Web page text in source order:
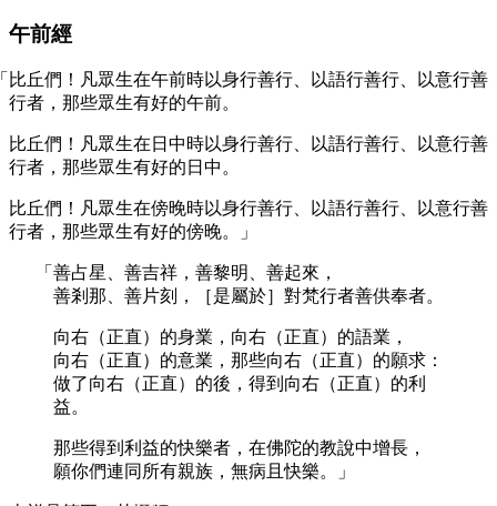
午前經
比丘們！凡眾生在午前時以身行善行、以語行善行、以意行善
行者，那些眾生有好的午前。
比丘們！凡眾生在日中時以身行善行、以語行善行、以意行善
行者，那些眾生有好的日中。
比丘們！凡眾生在傍晚時以身行善行、以語行善行、以意行善
行者，那些眾生有好的傍晚。」
「善占星、善吉祥，善黎明、善起來，
善剎那、善片刻，［是屬於］對梵行者善供奉者。
向右（正直）的身業，向右（正直）的語業，
向右（正直）的意業，那些向右（正直）的願求：
做了向右（正直）的後，得到向右（正直）的利
益。
那些得到利益的快樂者，在佛陀的教說中增長，
願你們連同所有親族，無病且快樂。」